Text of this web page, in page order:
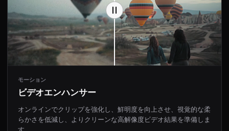
モーション
ビデオエンハンサー
オンラインでクリップを強化し、鮮明度を向上させ、視覚的な柔
らかさを低減し、よりクリーンな高解像度ビデオ結果を準備しま